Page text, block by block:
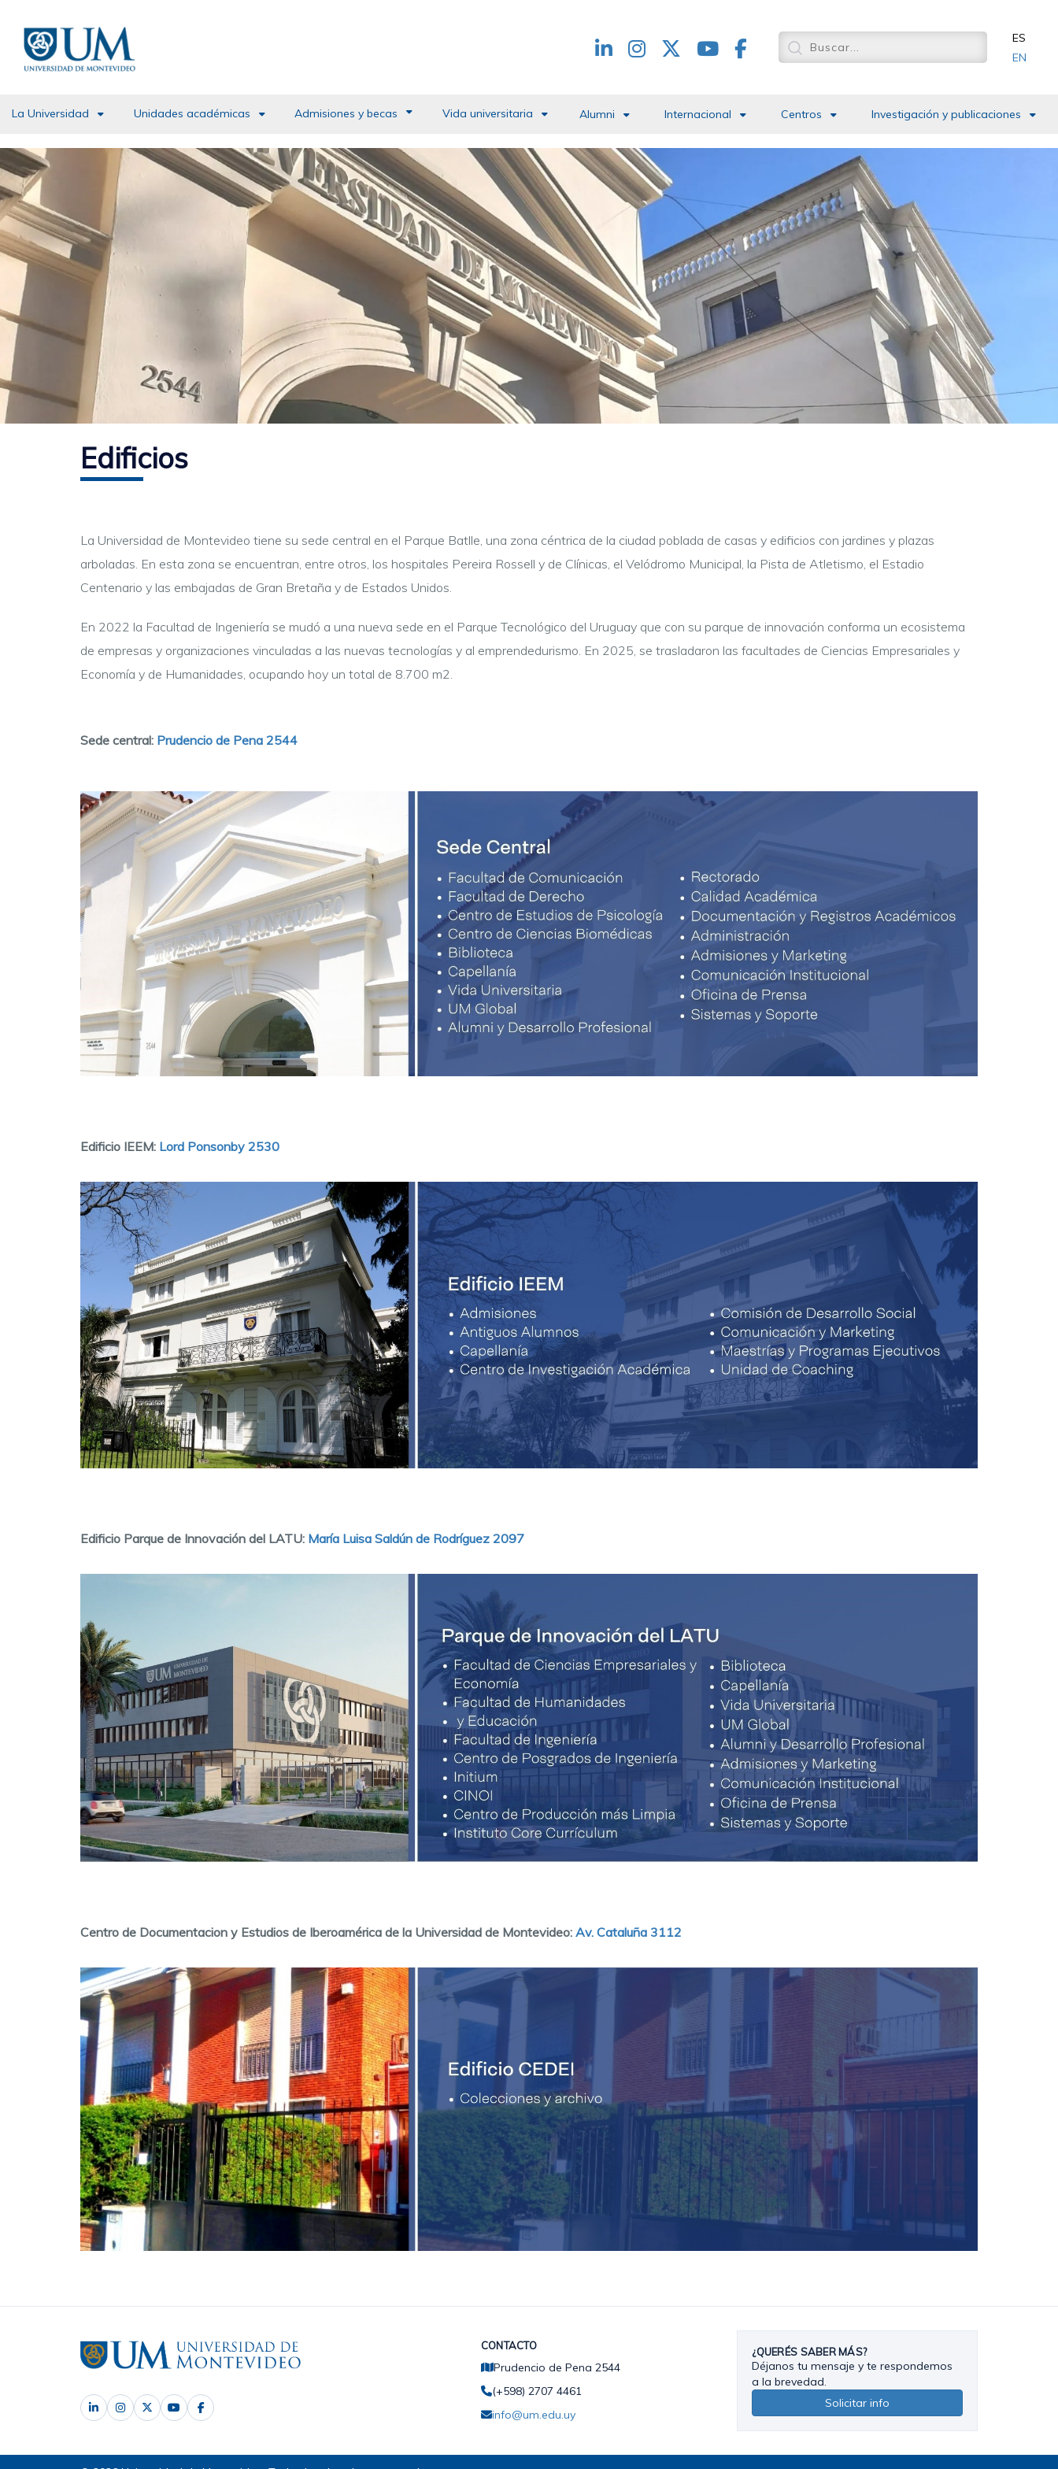
contenido
principal
Redes
ES
EN
La Universidad Unidades académicas Admisiones y becas Vida universitaria Alumni Internacional Centros Investigación y publicaciones
Edificios
La Universidad de Montevideo tiene su sede central en el Parque Batlle, una zona céntrica de la ciudad poblada de casas y edificios con jardines y plazas
arboladas. En esta zona se encuentran, entre otros, los hospitales Pereira Rossell y de Clínicas, el Velódromo Municipal, la Pista de Atletismo, el Estadio
Centenario y las embajadas de Gran Bretaña y de Estados Unidos.
En 2022 la Facultad de Ingeniería se mudó a una nueva sede en el Parque Tecnológico del Uruguay que con su parque de innovación conforma un ecosistema
de empresas y organizaciones vinculadas a las nuevas tecnologías y al emprendedurismo. En 2025, se trasladaron las facultades de Ciencias Empresariales y
Economía y de Humanidades, ocupando hoy un total de 8.700 m2.
Sede central: Prudencio de Pena 2544
Edificio IEEM: Lord Ponsonby 2530
Edificio Parque de Innovación del LATU: María Luisa Saldún de Rodríguez 2097
Centro de Documentacion y Estudios de Iberoamérica de la Universidad de Montevideo: Av. Cataluña 3112
CONTACTO
Prudencio de Pena 2544
(+598) 2707 4461
info@um.edu.uy
¿QUERÉS SABER MÁS?
Déjanos tu mensaje y te respondemos
a la brevedad.
Solicitar info